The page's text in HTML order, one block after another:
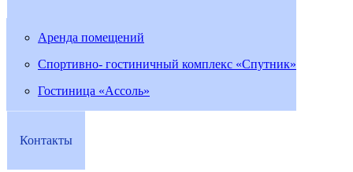
Аренда помещений
Спортивно- гостиничный комплекс «Спутник»
Гостиница «Ассоль»
Контакты